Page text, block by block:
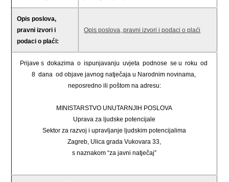
Opis poslova,
pravni izvori i
podaci o plaći:
Opis poslova, pravni izvori i podaci o plaći
Prijave s dokazima o ispunjavanju uvjeta podnose se u roku od
8 dana od objave javnog natječaja u Narodnim novinama,
neposredno ili poštom na adresu:
MINISTARSTVO UNUTARNJIH POSLOVA
Uprava za ljudske potencijale
Sektor za razvoj i upravljanje ljudskim potencijalima
Zagreb, Ulica grada Vukovara 33,
s naznakom “za javni natječaj”